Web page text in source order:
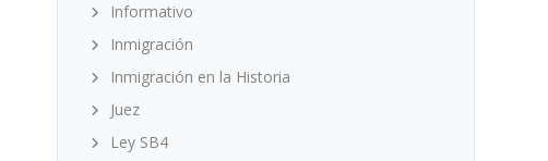
Informativo
Inmigración
Inmigración en la Historia
Juez
Ley SB4